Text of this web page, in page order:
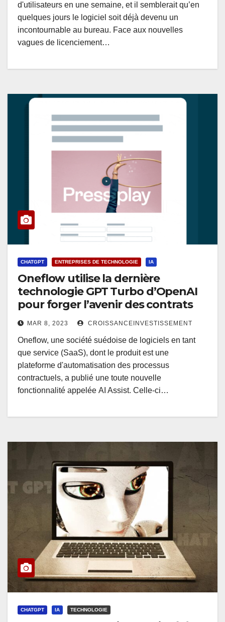
d'utilisateurs en une semaine, et il semblerait qu’en
quelques jours le logiciel soit déjà devenu un
incontournable au bureau. Face aux nouvelles
vagues de licenciement…
CHATGPT ENTREPRISES DE TECHNOLOGIE IA
Oneflow utilise la dernière
technologie GPT Turbo d’OpenAI
pour forger l’avenir des contrats
MAR 8, 2023 CROISSANCEINVESTISSEMENT
Oneflow, une société suédoise de logiciels en tant
que service (SaaS), dont le produit est une
plateforme d'automatisation des processus
contractuels, a publié une toute nouvelle
fonctionnalité appelée AI Assist. Celle-ci…
CHATGPT IA TECHNOLOGIE